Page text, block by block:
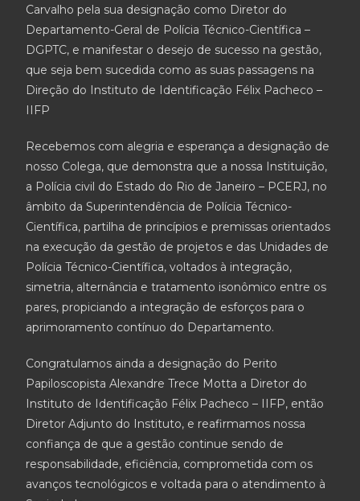
Carvalho pela sua designação como Diretor do
Departamento-Geral de Polícia Técnico-Científica –
DGPTC, e manifestar o desejo de sucesso na gestão,
que seja bem sucedida como as suas passagens na
Direção do Instituto de Identificação Félix Pacheco –
IIFP
Recebemos com alegria e esperança a designação de
nosso Colega, que demonstra que a nossa Instituição,
a Polícia civil do Estado do Rio de Janeiro – PCERJ, no
âmbito da Superintendência de Polícia Técnico-
Científica, partilha de princípios e premissas orientados
na execução da gestão de projetos e das Unidades de
Polícia Técnico-Científica, voltados à integração,
simetria, alternância e tratamento isonômico entre os
pares, propiciando a integração de esforços para o
aprimoramento contínuo do Departamento.
Congratulamos ainda a designação do Perito
Papiloscopista Alexandre Trece Motta a Diretor do
Instituto de Identificação Félix Pacheco – IIFP, então
Diretor Adjunto do Instituto, e reafirmamos nossa
confiança de que a gestão continue sendo de
responsabilidade, eficiência, comprometida com os
avanços tecnológicos e voltada para o atendimento à